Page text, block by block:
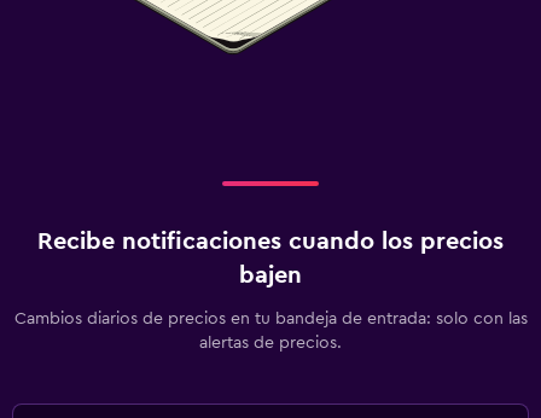
Recibe notificaciones cuando los precios
bajen
Cambios diarios de precios en tu bandeja de entrada: solo con las
alertas de precios.